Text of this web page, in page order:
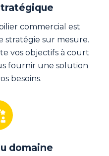
commercial est
stratégie sur mesure.
vos objectifs à court
fournir une solution
besoins.
domaine